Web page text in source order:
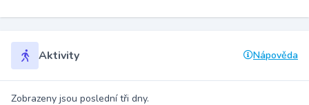
Aktivity Nápověda
Zobrazeny jsou poslední tři dny.